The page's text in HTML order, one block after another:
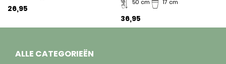
26,95
50 cm 17 cm
36,95
ALLE CATEGORIEËN